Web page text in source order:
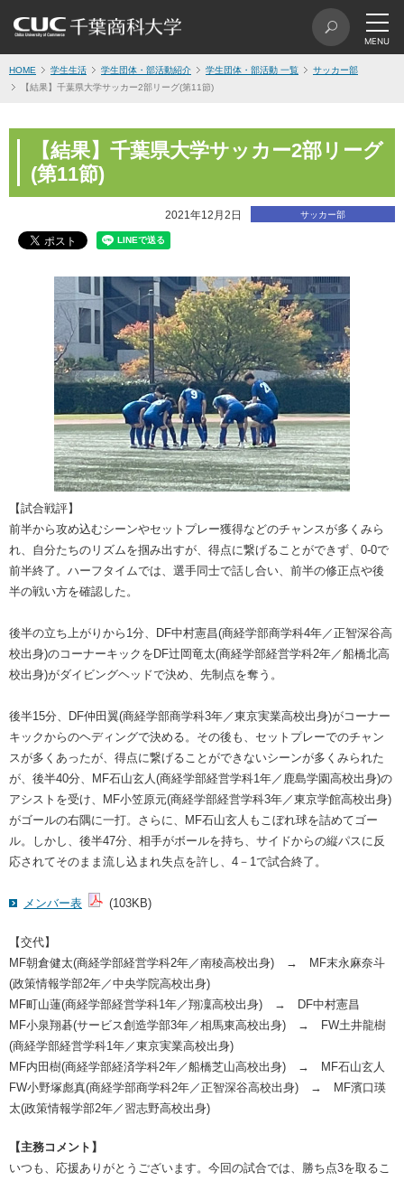
HOME 学生生活 学生団体・部活動紹介 学生団体・部活動 一覧
サッカー部
【結果】千葉県大学サッカー2部リーグ(第11節)
【結果】千葉県大学サッカー2部リーグ
(第11節)
サッカー部
2021年12月2日
【試合戦評】
前半から攻め込むシーンやセットプレー獲得などのチャンスが多くみら
れ、自分たちのリズムを掴み出すが、得点に繋げることができず、0-0で
前半終了。ハーフタイムでは、選手同士で話し合い、前半の修正点や後
半の戦い方を確認した。
後半の立ち上がりから1分、DF中村憲昌(商経学部商学科4年／正智深谷高
校出身)のコーナーキックをDF辻岡竜太(商経学部経営学科2年／船橋北高
校出身)がダイビングヘッドで決め、先制点を奪う。
後半15分、DF仲田翼(商経学部商学科3年／東京実業高校出身)がコーナー
キックからのヘディングで決める。その後も、セットプレーでのチャン
スが多くあったが、得点に繋げることができないシーンが多くみられた
が、後半40分、MF石山玄人(商経学部経営学科1年／鹿島学園高校出身)の
アシストを受け、MF小笠原元(商経学部経営学科3年／東京学館高校出身)
がゴールの右隅に一打。さらに、MF石山玄人もこぼれ球を詰めてゴー
ル。しかし、後半47分、相手がボールを持ち、サイドからの縦パスに反
応されてそのまま流し込まれ失点を許し、4－1で試合終了。
メンバー表 (103KB)
【交代】
MF朝倉健太(商経学部経営学科2年／南稜高校出身) → MF末永麻奈斗
(政策情報学部2年／中央学院高校出身)
MF町山蓮(商経学部経営学科1年／翔凜高校出身) → DF中村憲昌
MF小泉翔碁(サービス創造学部3年／相馬東高校出身) → FW土井龍樹
(商経学部経営学科1年／東京実業高校出身)
MF内田樹(商経学部経済学科2年／船橋芝山高校出身) → MF石山玄人
FW小野塚彪真(商経学部商学科2年／正智深谷高校出身) → MF濱口瑛
太(政策情報学部2年／習志野高校出身)
【主務コメント】
いつも、応援ありがとうございます。今回の試合では、勝ち点3を取るこ